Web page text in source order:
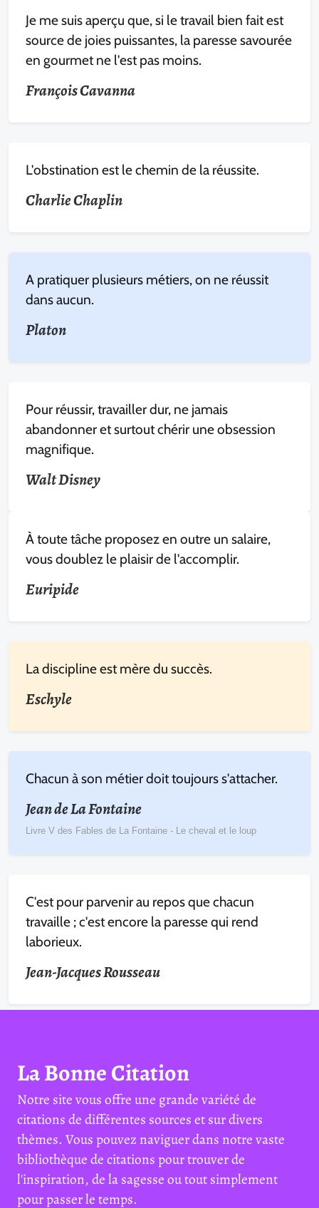
Je me suis aperçu que, si le travail bien fait est
source de joies puissantes, la paresse savourée
en gourmet ne l'est pas moins.
François Cavanna
L'obstination est le chemin de la réussite.
Charlie Chaplin
A pratiquer plusieurs métiers, on ne réussit
dans aucun.
Platon
Pour réussir, travailler dur, ne jamais
abandonner et surtout chérir une obsession
magnifique.
Walt Disney
À toute tâche proposez en outre un salaire,
vous doublez le plaisir de l'accomplir.
Euripide
La discipline est mère du succès.
Eschyle
Chacun à son métier doit toujours s'attacher.
Jean de La Fontaine
Livre V des Fables de La Fontaine - Le cheval et le loup
C'est pour parvenir au repos que chacun
travaille ; c'est encore la paresse qui rend
laborieux.
Jean-Jacques Rousseau
La Bonne Citation
Notre site vous offre une grande variété de
citations de différentes sources et sur divers
thèmes. Vous pouvez naviguer dans notre vaste
bibliothèque de citations pour trouver de
l'inspiration, de la sagesse ou tout simplement
pour passer le temps.